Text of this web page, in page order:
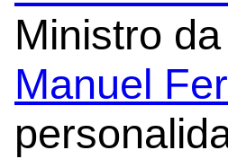
Ministro da
Manuel